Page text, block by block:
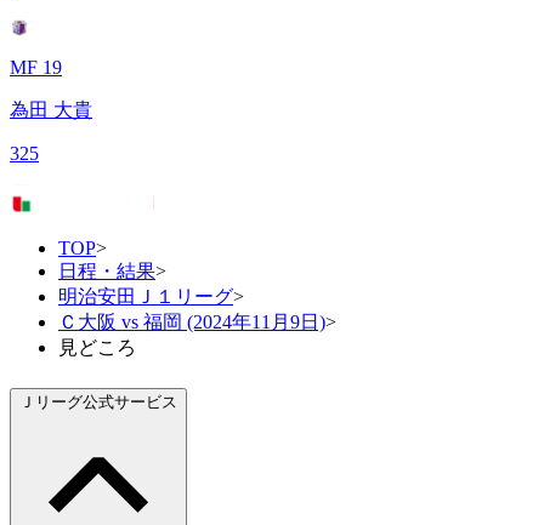
MF 19
為田 大貴
325
TOP>
日程・結果>
明治安田Ｊ１リーグ>
Ｃ大阪 vs 福岡 (2024年11月9日)>
見どころ
Ｊリーグ公式サービス